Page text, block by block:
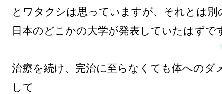
とワタクシは思っていますが、それとは別
日本のどこかの大学が発表していたはずで
治療を続け、完治に至らなくても体へのダ
して